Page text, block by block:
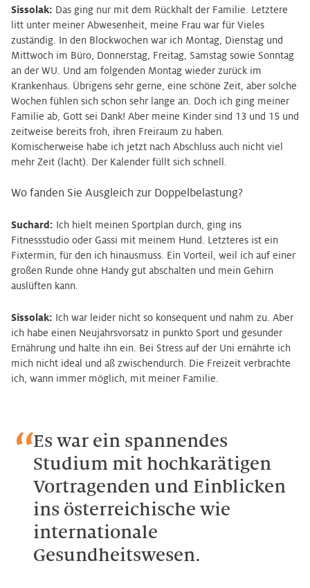
Sissolak: Das ging nur mit dem Rückhalt der Familie. Letztere
litt unter meiner Abwesenheit, meine Frau war für Vieles
zuständig. In den Blockwochen war ich Montag, Dienstag und
Mittwoch im Büro, Donnerstag, Freitag, Samstag sowie Sonntag
an der WU. Und am folgenden Montag wieder zurück im
Krankenhaus. Übrigens sehr gerne, eine schöne Zeit, aber solche
Wochen fühlen sich schon sehr lange an. Doch ich ging meiner
Familie ab, Gott sei Dank! Aber meine Kinder sind 13 und 15 und
zeitweise bereits froh, ihren Freiraum zu haben.
Komischerweise habe ich jetzt nach Abschluss auch nicht viel
mehr Zeit (lacht). Der Kalender füllt sich schnell.
Wo fanden Sie Ausgleich zur Doppelbelastung?
Suchard: Ich hielt meinen Sportplan durch, ging ins
Fitnessstudio oder Gassi mit meinem Hund. Letzteres ist ein
Fixtermin, für den ich hinausmuss. Ein Vorteil, weil ich auf einer
großen Runde ohne Handy gut abschalten und mein Gehirn
auslüften kann.
Sissolak: Ich war leider nicht so konsequent und nahm zu. Aber
ich habe einen Neujahrsvorsatz in punkto Sport und gesunder
Ernährung und halte ihn ein. Bei Stress auf der Uni ernährte ich
mich nicht ideal und aß zwischendurch. Die Freizeit verbrachte
ich, wann immer möglich, mit meiner Familie.
Es war ein spannendes
Studium mit hochkarätigen
Vortragenden und Einblicken
ins österreichische wie
internationale
Gesundheitswesen.